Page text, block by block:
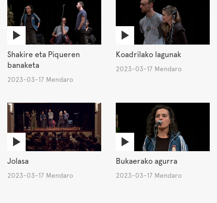
Shakire eta Piqueren
banaketa
2023-03-17 Mendaro
Koadrilako lagunak
2023-03-17 Mendaro
Jolasa
2023-03-17 Mendaro
Bukaerako agurra
2023-03-17 Mendaro